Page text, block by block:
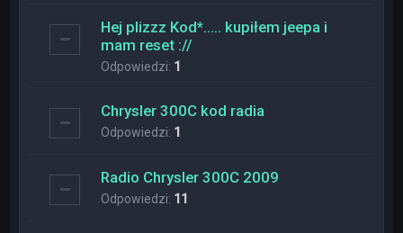
Hej plizzz Kod*….. kupiłem jeepa i
mam reset ://
Odpowiedzi: 1
Chrysler 300C kod radia
Odpowiedzi: 1
Radio Chrysler 300C 2009
Odpowiedzi: 11